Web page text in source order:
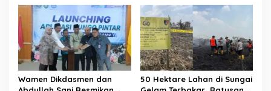
Wamen Dikdasmen dan
50 Hektare Lahan di Sungai